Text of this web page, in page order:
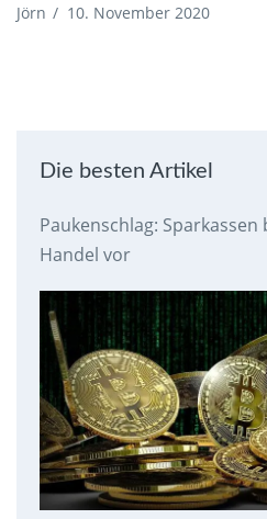
Jörn / 10. November 2020
Die besten Artikel
Paukenschlag:
Handel vor